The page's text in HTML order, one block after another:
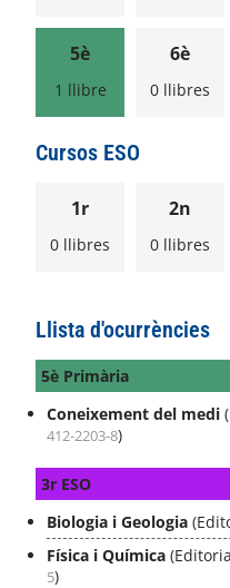
5è
1 llibre
6è
0 llibres
Cursos ESO
1r
0 llibres
2n
0 llibres
Llista d'ocurrències
5è Primària
Coneixement del medi
412-2203-8)
3r ESO
Biologia i Geologia
Física i Química
5)